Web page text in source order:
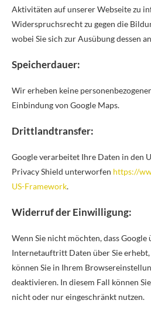
Aktivitäten auf unserer Webseite zu
Widerspruchsrecht zu gegen die
wobei Sie sich zur Ausübung dessen
Speicherdauer:
Wir erheben keine
Einbindung von Google Maps.
Drittlandtransfer:
Google verarbeitet Ihre Daten in den
Privacy Shield unterworfen https://
US-Framework.
Widerruf der Einwilligung:
Wenn Sie nicht möchten, dass Google
Internetauftritt Daten über Sie
können Sie in Ihrem
deaktivieren. In diesem Fall können
nicht oder nur eingeschränkt nutzen.